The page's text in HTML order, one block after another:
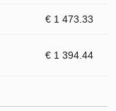
€ 1 473.33
€ 1 394.44